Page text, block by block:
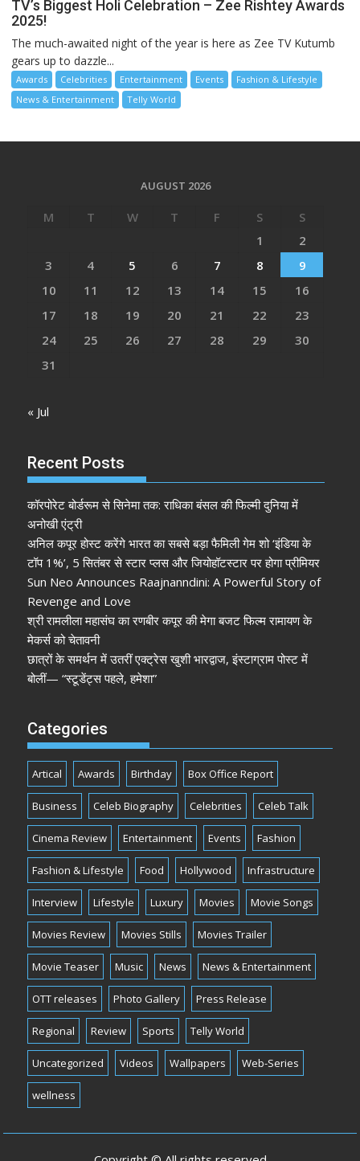
TV’s Biggest Holi Celebration – Zee Rishtey Awards
2025!
The much-awaited night of the year is here as Zee TV Kutumb
gears up to dazzle...
Awards Celebrities Entertainment Events
Fashion & Lifestyle
News & Entertainment
Telly World
AUGUST 2026
M T W T F S
S
1
2
3
4 5 6 7 8
9
10
11 12 13 14 15
16
17
18 19 20 21 22
23
24
25 26 27 28 29
30
31
« Jul
Recent Posts
कॉरपोरेट बोर्डरूम से सिनेमा तक: राधिका बंसल की फिल्मी दुनिया में
अनोखी एंट्री
अनिल कपूर होस्ट करेंगे भारत का सबसे बड़ा फैमिली गेम शो ‘इंडिया के
टॉप 1%’, 5 सितंबर से स्टार प्लस और जियोहॉटस्टार पर होगा प्रीमियर
Sun Neo Announces Raajnanndini: A Powerful Story of
Revenge and Love
श्री रामलीला महासंघ का रणबीर कपूर की मेगा बजट फिल्म रामायण के
मेकर्स को चेतावनी
छात्रों के समर्थन में उतरीं एक्ट्रेस खुशी भारद्वाज, इंस्टाग्राम पोस्ट में
बोलीं— “स्टूडेंट्स पहले, हमेशा”
Categories
Artical Awards Birthday Box Office Report
Business Celeb Biography Celebrities Celeb Talk
Cinema Review Entertainment Events Fashion
Fashion & Lifestyle Food Hollywood Infrastructure
Interview Lifestyle Luxury Movies Movie Songs
Movies Review Movies Stills Movies Trailer
Movie Teaser Music News News & Entertainment
OTT releases Photo Gallery Press Release
Regional Review Sports Telly World
Uncategorized Videos Wallpapers Web-Series
wellness